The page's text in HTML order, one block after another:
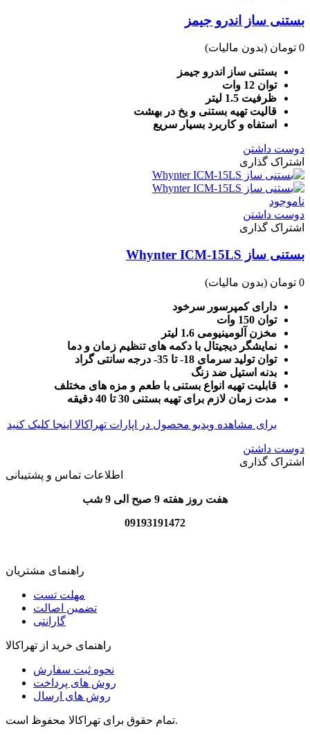
بستنی ساز اندرو جیمز
0 تومان (بدون مالیات)
بستنی ساز اندرو جیمز
توان 12 وات
ظرفیت 1.5 لیتر
قالیت تهیه بستنی و یخ در بهشت
استفاه و کاربرد بسیار سریع
دوست داشتن
اشتراک گذاری
ناموجود
دوست داشتن
اشتراک گذاری
بستنی ساز Whynter ICM-15LS
0 تومان (بدون مالیات)
دارای کمپرسور سرخود
توان 150 وات
مخزن آلومینیومی 1.6 لیتر
نمایشگر دیجیتال با دکمه های تنظیم زمان و دما
توان تولید سرمای 18- تا 35- درجه سانتی گراد
بدنه استیل ضد زنگ
قابلیت تهیه انواع بستنی با طعم و مزه های مختلف
مدت زمان لازم برای تهیه بستنی 30 تا 40 دقیقه
برای مشاهده ویدیو محصول در اپارات تهراکالا اینجا کلیک کنید
دوست داشتن
اشتراک گذاری
اطلاعات تماس و پشتیبانی
هفت روز هفته 9 صبح الی 9 شب
09193191472
راهنمای مشتریان
مهلت تست
تضمین اصالت
گارانتی
راهنمای خرید از تهراکالا
نحوه ثبت سفارش
روش های پرداخت
روش های ارسال
تمام حقوق برای تهراکالا محفوظ است.